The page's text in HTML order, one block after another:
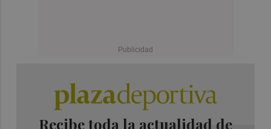
Recibe toda la actualidad de